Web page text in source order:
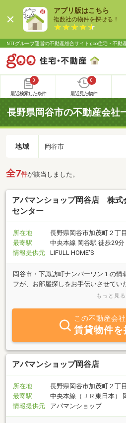
アプリ版はこちら
複数社の物件を探せる！
NTTグループ運営の不動産総合サイト goo住宅・不動
0
最近検索した条件
0
最近見た物件
長野県岡谷市の不動産会社
地域 岡谷市
全7件が該当しました。
アパマンショップ岡谷店 株
センター
所在地
長野県岡谷市加茂町２丁
最寄駅
中央本線 岡谷駅 徒歩29分
情報提供元
LIFULL HOME'S
岡谷市・下諏訪町ナンバーワン１の情
フが、お部屋探しをお手伝いさせてい
人契約、社宅代行契約まで可能です。
もっと見る
この不動産会
賃貸物件を
アパマンショップ岡谷店
所在地
長野県岡谷市加茂町２丁
最寄駅
中央本線（ＪＲ東日本）
情報提供元
アパマンショップ